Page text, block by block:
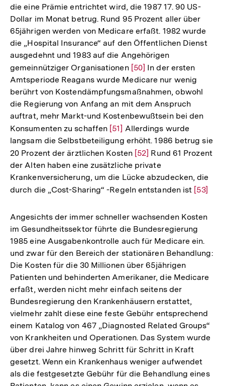
die eine Prämie entrichtet wird, die 1987 17. 90 US-
Dollar im Monat betrug. Rund 95 Prozent aller über
65jährigen werden von Medicare erfaßt. 1982 wurde
die „Hospital Insurance“ auf den Öffentlichen Dienst
ausgedehnt und 1983 auf die Angehörigen
gemeinnütziger Organisationen Zur
Auflösung
der
Fußnote
[50] In der ersten
Amtsperiode Reagans wurde Medicare nur wenig
berührt von Kostendämpfungsmaßnahmen, obwohl
die Regierung von Anfang an mit dem Anspruch
auftrat, mehr Markt-und Kostenbewußtsein bei den
Konsumenten zu schaffen Zur
Auflösung
der
Fußnote
[51] Allerdings wurde
langsam die Selbstbeteiligung erhöht. 1986 betrug sie
20 Prozent der ärztlichen Kosten Zur
Auflösung
der
Fußnote
[52] Rund 61 Prozent
der Alten haben eine zusätzliche private
Krankenversicherung, um die Lücke abzudecken, die
durch die „Cost-Sharing“ -Regeln entstanden ist Zur
der
Fußnote
[53]
Angesichts der immer schneller wachsenden Kosten
im Gesundheitssektor führte die Bundesregierung
1985 eine Ausgabenkontrolle auch für Medicare ein.
und zwar für den Bereich der stationären Behandlung:
Die Kosten für die 30 Millionen über 65jährigen
Patienten und behinderten Amerikaner, die Medicare
erfaßt, werden nicht mehr einfach seitens der
Bundesregierung den Krankenhäusern erstattet,
vielmehr zahlt diese eine feste Gebühr entsprechend
einem Katalog von 467 „Diagnosted Related Groups“
von Krankheiten und Operationen. Das System wurde
über drei Jahre hinweg Schritt für Schritt in Kraft
gesetzt. Wenn ein Krankenhaus weniger aufwendet
als die festgesetzte Gebühr für die Behandlung eines
Zum